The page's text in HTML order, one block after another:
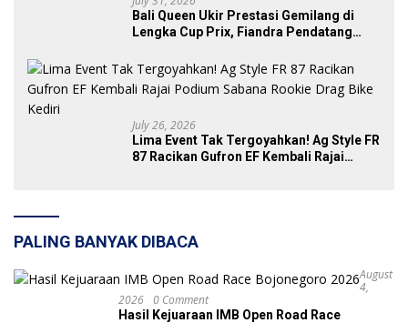
Bali Queen Ukir Prestasi Gemilang di
Lengka Cup Prix, Fiandra Pendatang
July 26, 2026
Lima Event Tak Tergoyahkan! Ag Style FR
87 Racikan Gufron EF Kembali Rajai
PALING BANYAK DIBACA
August
4,
2026 0 Comment
Hasil Kejuaraan IMB Open Road Race